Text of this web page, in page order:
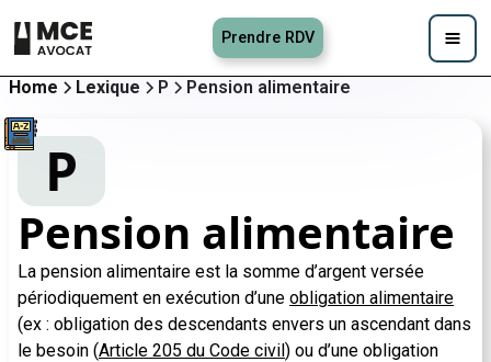
Prendre RDV
Home Lexique P Pension alimentaire
P
Pension alimentaire
La pension alimentaire est la somme d’argent versée
périodiquement en exécution d’une obligation alimentaire
(ex : obligation des descendants envers un ascendant dans
le besoin (Article 205 du Code civil) ou d’une obligation